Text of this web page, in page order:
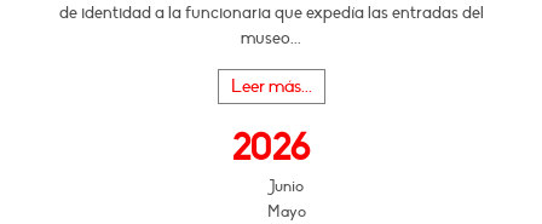
de identidad a la funcionaria que expedía las entradas del
museo...
Leer más...
2026
Junio
Mayo